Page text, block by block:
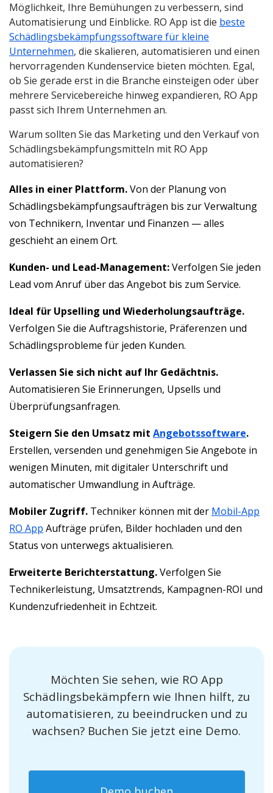
Möglichkeit, Ihre Bemühungen zu verbessern, sind
Automatisierung und Einblicke. RO App ist die beste
Schädlingsbekämpfungssoftware für kleine
Unternehmen, die skalieren, automatisieren und einen
hervorragenden Kundenservice bieten möchten. Egal,
ob Sie gerade erst in die Branche einsteigen oder über
mehrere Servicebereiche hinweg expandieren, RO App
passt sich Ihrem Unternehmen an.
Warum sollten Sie das Marketing und den Verkauf von
Schädlingsbekämpfungsmitteln mit RO App
automatisieren?
Alles in einer Plattform.Von der Planung von
Schädlingsbekämpfungsaufträgen bis zur Verwaltung
von Technikern, Inventar und Finanzen — alles
geschieht an einem Ort.
Kunden- und Lead-Management:Verfolgen Sie jeden
Lead vom Anruf über das Angebot bis zum Service.
Ideal für Upselling und Wiederholungsaufträge.
Verfolgen Sie die Auftragshistorie, Präferenzen und
Schädlingsprobleme für jeden Kunden.
Verlassen Sie sich nicht auf Ihr Gedächtnis.
Automatisieren Sie Erinnerungen, Upsells und
Überprüfungsanfragen.
Steigern Sie den Umsatz mit Angebotssoftware.
Erstellen, versenden und genehmigen Sie Angebote in
wenigen Minuten, mit digitaler Unterschrift und
automatischer Umwandlung in Aufträge.
Mobiler Zugriff. Techniker können mit der Mobil-App
RO App Aufträge prüfen, Bilder hochladen und den
Status von unterwegs aktualisieren.
Erweiterte Berichterstattung.Verfolgen Sie
Technikerleistung, Umsatztrends, Kampagnen-ROI und
Kundenzufriedenheit in Echtzeit.
Möchten Sie sehen, wie RO App
Schädlingsbekämpfern wie Ihnen hilft, zu
automatisieren, zu beeindrucken und zu
wachsen? Buchen Sie jetzt eine Demo.